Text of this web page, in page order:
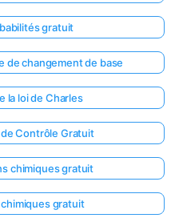
gratuit
de changement de base
la loi de Charles
Contrôle Gratuit
chimiques gratuit
gratuit